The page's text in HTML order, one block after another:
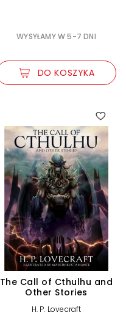
WYSYŁAMY W 5-7 DNI
DO KOSZYKA
The Call of Cthulhu and
Other Stories
H. P. Lovecraft